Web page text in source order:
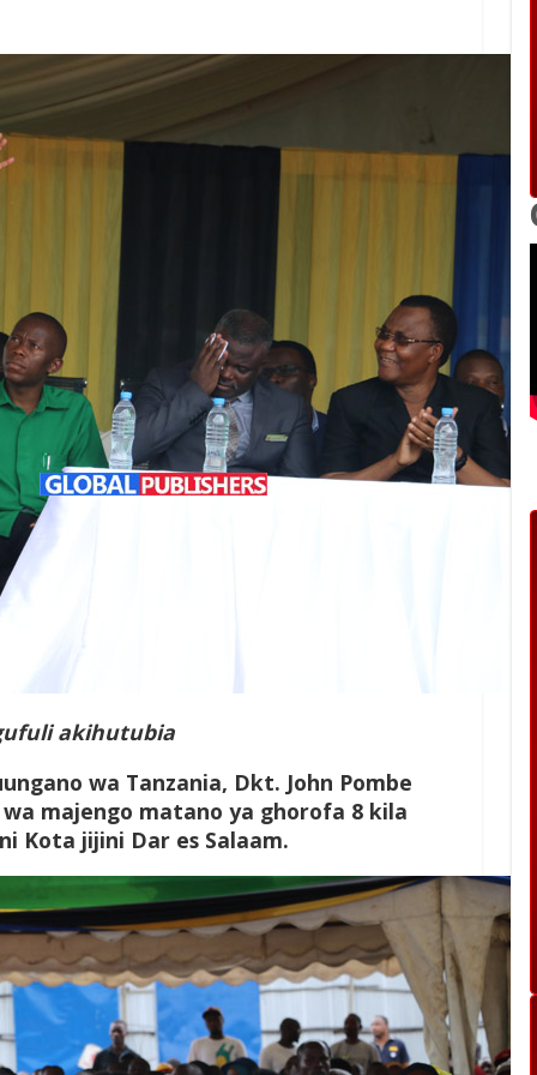
akihutubia
wa Tanzania, Dkt. John Pombe
majengo matano ya ghorofa 8 kila
Kota jijini Dar es Salaam.